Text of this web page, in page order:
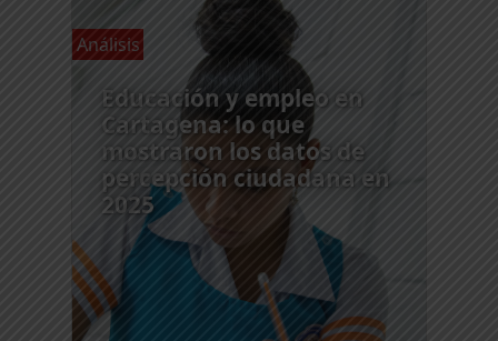
Análisis
Educación y empleo en
Cartagena: lo que
mostraron los datos de
percepción ciudadana en
2025